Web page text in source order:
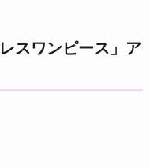
スワンピース」ア